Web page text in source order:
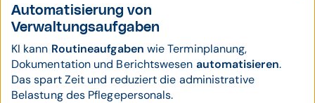
Automatisierung von
Verwaltungsaufgaben
KI kann Routineaufgaben wie Terminplanung,
Dokumentation und Berichtswesen automatisieren.
Das spart Zeit und reduziert die administrative
Belastung des Pflegepersonals.